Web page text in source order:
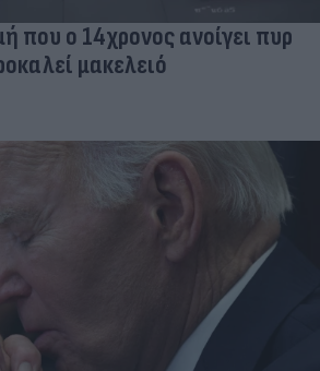
που ο 14χρονος ανοίγει πυρ
μακελειό